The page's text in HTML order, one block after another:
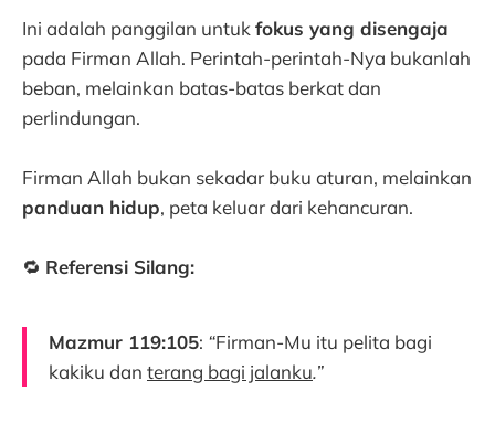
Ini adalah panggilan untuk fokus yang disengaja
pada Firman Allah. Perintah-perintah-Nya bukanlah
beban, melainkan batas-batas berkat dan
perlindungan.
Firman Allah bukan sekadar buku aturan, melainkan
panduan hidup, peta keluar dari kehancuran.
🔁 Referensi Silang:
Mazmur 119:105: “Firman-Mu itu pelita bagi
kakiku dan terang bagi jalanku.”